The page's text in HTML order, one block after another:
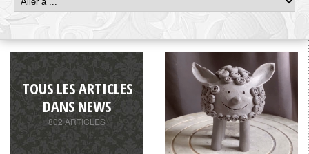
TOUS LES ARTICLES
DANS NEWS
802 ARTICLES